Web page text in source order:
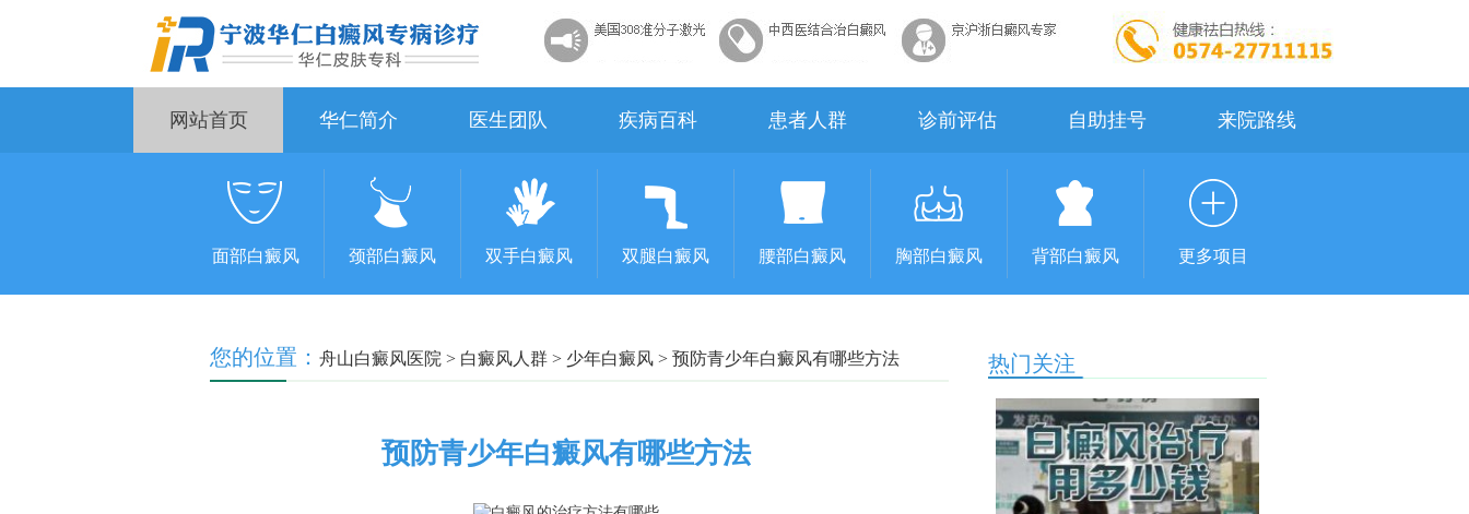
网站首页 华仁简介 医生团队 疾病百科 患者人群 诊前评估 自助挂号 来院路线
面部白癜风 颈部白癜风 双手白癜风 双腿白癜风 腰部白癜风 胸部白癜风 背部白癜风 更多项目
您的位置： 舟山白癜风医院 > 白癜风人群 > 少年白癜风 > 预防青少年白癜风有哪些方法
预防青少年白癜风有哪些方法
热门关注